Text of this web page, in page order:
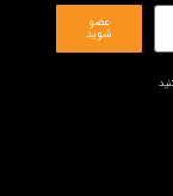
عضو
شوید